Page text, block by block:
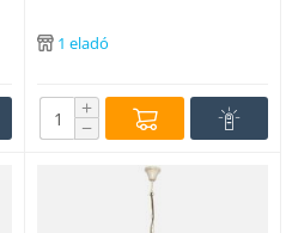
1 eladó
+
−